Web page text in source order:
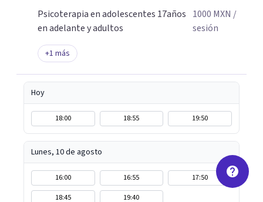
Psicoterapia en adolescentes 17años
en adelante y adultos
1000 MXN /
sesión
+1 más
Hoy
18:00 18:55 19:50
Lunes, 10 de agosto
16:00 16:55
17:50
18:45
19:40